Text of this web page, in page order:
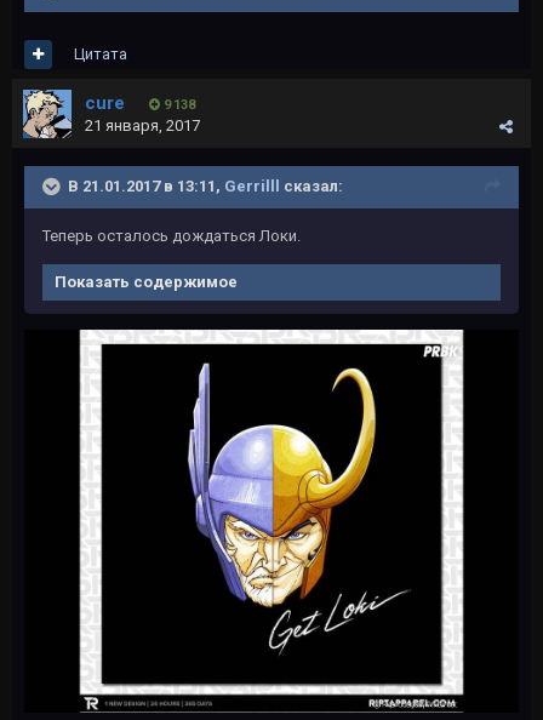
Цитата
cure 9 138
21 января, 2017
В 21.01.2017 в 13:11, Gerrilll сказал:
Теперь осталось дождаться Локи.
Показать содержимое